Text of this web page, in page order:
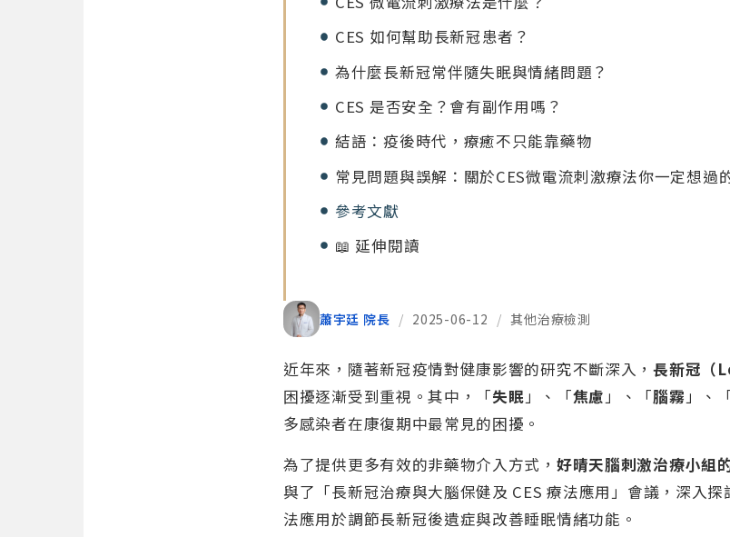
CES 如何幫助長新冠患者？
為什麼長新冠常伴隨失眠與情緒問題？
CES 是否安全？會有副作用嗎？
結語：疫後時代，療癒不只能靠藥物
常見問題與誤解：關於CES微電流刺激療法你一定想過
參考文獻
📖 延伸閱讀
蕭宇廷 院長 / 2025-06-12 / 其他治療檢測
近年來，隨著新冠疫情對健康影響的研究不斷深入，長新冠（
困擾逐漸受到重視。其中，「失眠」、「焦慮」、「腦霧」、
多感染者在康復期中最常見的困擾。
為了提供更多有效的非藥物介入方式， 好晴天腦刺激治療小組
與了「長新冠治療與大腦保健及 CES 療法應用」會議，深入
法應用於調節長新冠後遺症與改善睡眠情緒功能。